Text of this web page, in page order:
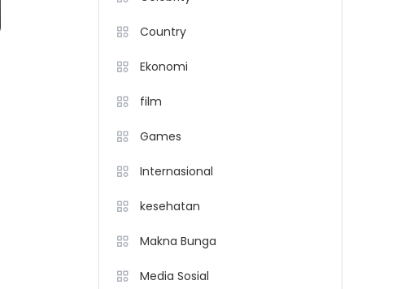
Country
Ekonomi
film
Games
Internasional
kesehatan
Makna Bunga
Media Sosial